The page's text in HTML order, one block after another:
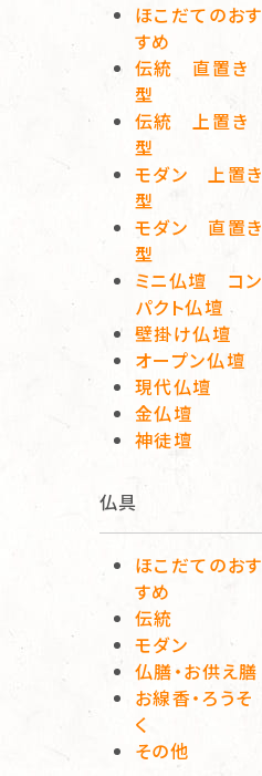
ほこだてのおす
すめ
伝統 直置き
型
伝統 上置き
型
モダン 上置き
型
モダン 直置き
型
ミニ仏壇 コン
パクト仏壇
壁掛け仏壇
オープン仏壇
現代仏壇
金仏壇
神徒壇
仏具
ほこだてのおす
すめ
伝統
モダン
仏膳・お供え膳
お線香・ろうそ
く
その他